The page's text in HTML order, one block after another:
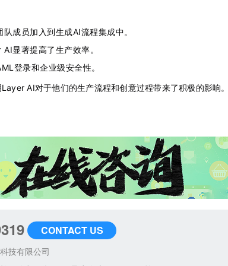
队成员加入到生成AI流程集成中。
显著提高了生产效率。
登录和企业级安全性。
AI对于他们的生产流程和创意过程带来了积极的影响
CONTACT US
技有限公司